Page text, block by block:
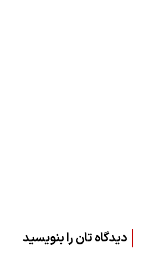
دیدگاه تان را بنویسید